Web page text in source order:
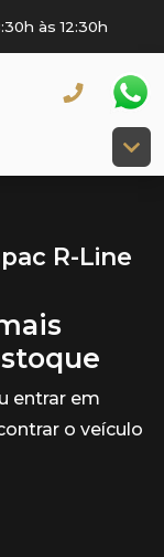
às 12:30h
R-Line
entrar em
o veículo